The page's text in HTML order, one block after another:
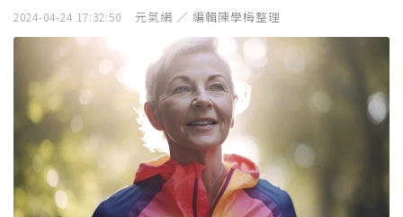
2024-04-24 17:32:50 元氣網 ／ 編輯陳學梅整理